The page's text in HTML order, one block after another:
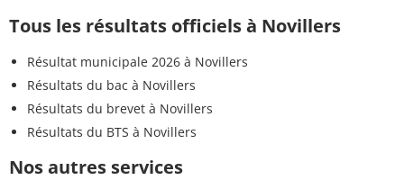
Tous les résultats officiels à Novillers
Résultat municipale 2026 à Novillers
Résultats du bac à Novillers
Résultats du brevet à Novillers
Résultats du BTS à Novillers
Nos autres services